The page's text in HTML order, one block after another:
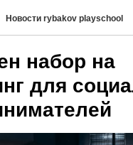
Новости rybakov playschool
набор на
для